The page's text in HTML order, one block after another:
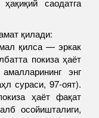
саодатга
қилади:
қилса — эркак
покиза ҳаёт
энг
сураси, 97-оят).
ҳаёт фақат
осойишталиги,